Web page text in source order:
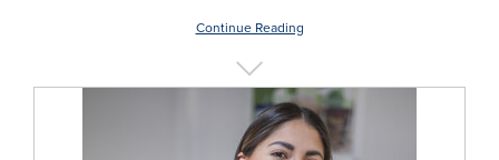
Continue Reading